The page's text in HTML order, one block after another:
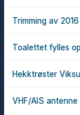
Trimming av
Toalettet fylles
Hekktrøster
VHF/AIS